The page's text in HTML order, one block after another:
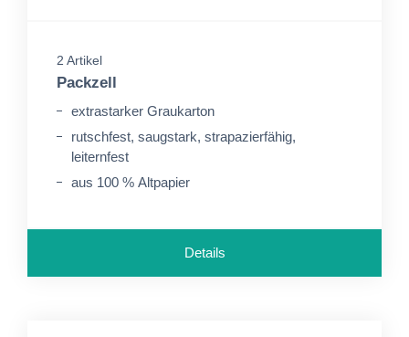
2 Artikel
Packzell
extrastarker Graukarton
rutschfest, saugstark, strapazierfähig,
leiternfest
aus 100 % Altpapier
Details